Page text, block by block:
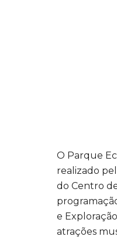
O Parque
realizado
do Centro
e
atrações